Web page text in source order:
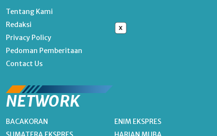
x
Tentang Kami
Redaksi
Privacy Policy
Pedoman Pemberitaan
Contact Us
NETWORK
BACAKORAN
ENIM EKSPRES